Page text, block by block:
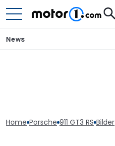
News
Home Porsche 911 GT3 RS Bilder